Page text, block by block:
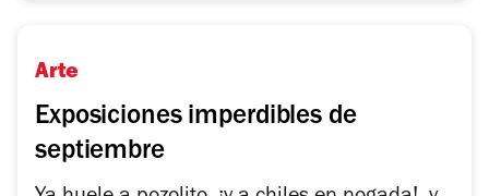
Arte
Exposiciones imperdibles de
septiembre